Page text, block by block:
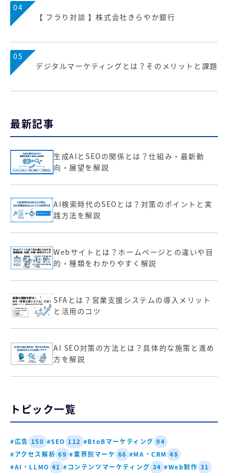
04
【 フラり対談 】株式会社きらやか銀行
05
デジタルマーケティングとは？そのメリットと課題
最新記事
生成AIとSEOの関係とは？仕組み・最新動
向・展望を解説
AI検索時代のSEOとは？対策のポイントと実
践方法を解説
Webサイトとは？ホームページとの違いや目
的・種類をわかりやすく解説
SFAとは？営業支援システムの導入メリット
と活用のコツ
AI SEO対策の方法とは？具体的な施策と進め
方を解説
トピック一覧
#広告 150 #SEO 112 #BtoBマーケティング 94
#アクセス解析 69 #業界別マーケ 66 #MA・CRM 48
#AI・LLMO 41 #コンテンツマーケティング 34 #Web制作 31